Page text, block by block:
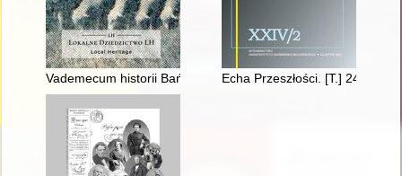
Vademecum historii Bańgowa Echa Przeszłości. [T.] 24, [nr] 2